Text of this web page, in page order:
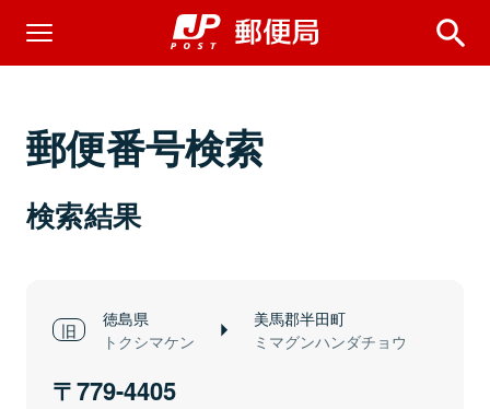
郵便番号検索
検索結果
徳島県
トクシマケン
美馬郡半田町
ミマグンハンダチョウ
779-4405